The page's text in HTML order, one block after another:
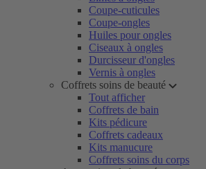
Coupe-cuticules
Coupe-ongles
Huiles pour ongles
Ciseaux à ongles
Durcisseur d'ongles
Vernis à ongles
Coffrets soins de beauté
Tout afficher
Coffrets de bain
Kits pédicure
Coffrets cadeaux
Kits manucure
Coffrets soins du corps